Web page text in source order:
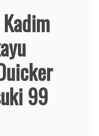
99